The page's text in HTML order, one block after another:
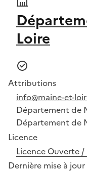
Loire
Attributions
info@maine-et-
Département de
Département de
Licence
Licence Ouverte
Dernière mise à jour